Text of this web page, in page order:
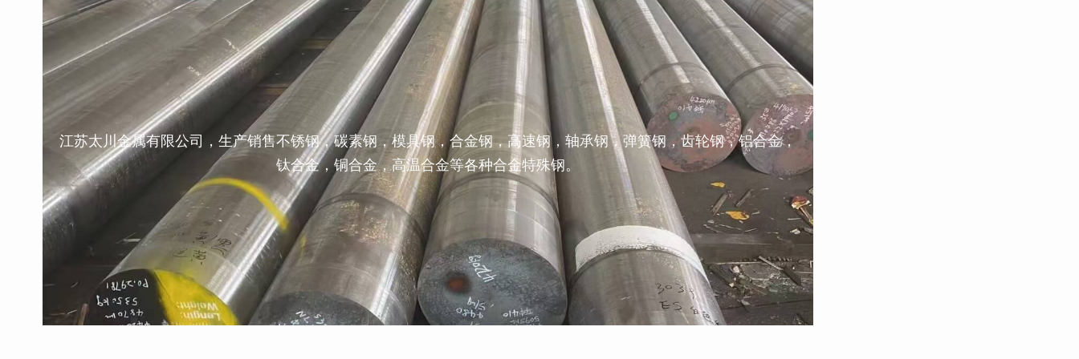
江苏太川金属有限公司，生产销售不锈钢，碳素钢，模具钢，合金钢，高速钢，轴承钢，弹簧钢，齿轮钢，铝合金，
钛合金，铜合金，高温合金等各种合金特殊钢。